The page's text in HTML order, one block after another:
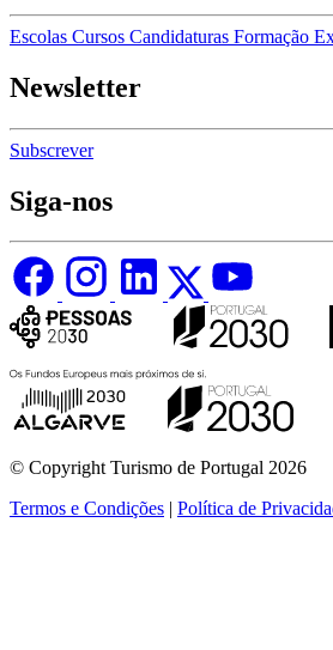
Escolas Cursos Candidaturas Formação
Newsletter
Subscrever
Siga-nos
© Copyright Turismo de Portugal 2026
Termos e Condições | Política de